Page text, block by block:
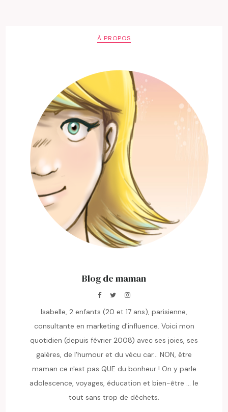
À PROPOS
Blog de maman
Isabelle, 2 enfants (20 et 17 ans), parisienne,
consultante en marketing d'influence. Voici mon
quotidien (depuis février 2008) avec ses joies, ses
galères, de l'humour et du vécu car... NON, être
maman ce n'est pas QUE du bonheur ! On y parle
adolescence, voyages, éducation et bien-être ... le
tout sans trop de déchets.